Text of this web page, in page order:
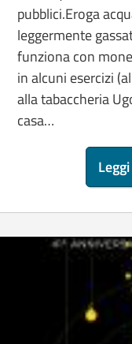
pubblici.Eroga
leggermente
funziona con
in alcuni esercizi
alla tabaccheria
casa…